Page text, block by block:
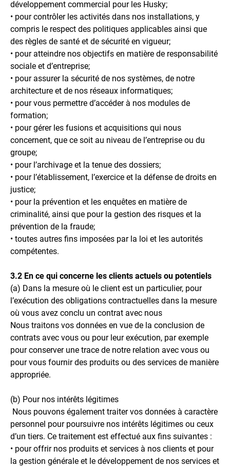
développement commercial pour les Husky;
• pour contrôler les activités dans nos installations, y
compris le respect des politiques applicables ainsi que
des règles de santé et de sécurité en vigueur;
• pour atteindre nos objectifs en matière de responsabilité
sociale et d’entreprise;
• pour assurer la sécurité de nos systèmes, de notre
architecture et de nos réseaux informatiques;
• pour vous permettre d’accéder à nos modules de
formation;
• pour gérer les fusions et acquisitions qui nous
concernent, que ce soit au niveau de l’entreprise ou du
groupe;
• pour l’archivage et la tenue des dossiers;
• pour l’établissement, l’exercice et la défense de droits en
justice;
• pour la prévention et les enquêtes en matière de
criminalité, ainsi que pour la gestion des risques et la
prévention de la fraude;
• toutes autres fins imposées par la loi et les autorités
compétentes.
3.2 En ce qui concerne les clients actuels ou potentiels
(a) Dans la mesure où le client est un particulier, pour
l’exécution des obligations contractuelles dans la mesure
où vous avez conclu un contrat avec nous
Nous traitons vos données en vue de la conclusion de
contrats avec vous ou pour leur exécution, par exemple
pour conserver une trace de notre relation avec vous ou
pour vous fournir des produits ou des services de manière
appropriée.
(b) Pour nos intérêts légitimes
Nous pouvons également traiter vos données à caractère
personnel pour poursuivre nos intérêts légitimes ou ceux
d’un tiers. Ce traitement est effectué aux fins suivantes :
• pour offrir nos produits et services à nos clients et pour
la gestion générale et le développement de nos services et